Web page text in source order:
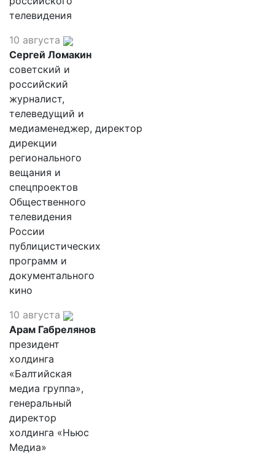
телевидения
10 августа
Сергей Ломакин
советский и
российский
журналист,
телеведущий и
медиаменеджер, директор
дирекции
регионального
вещания и
спецпроектов
Общественного
телевидения
России
публицистических
программ и
документального
кино
10 августа
Арам Габрелянов
президент
холдинга
«Балтийская
медиа группа»,
генеральный
директор
холдинга «Ньюс
Медиа»